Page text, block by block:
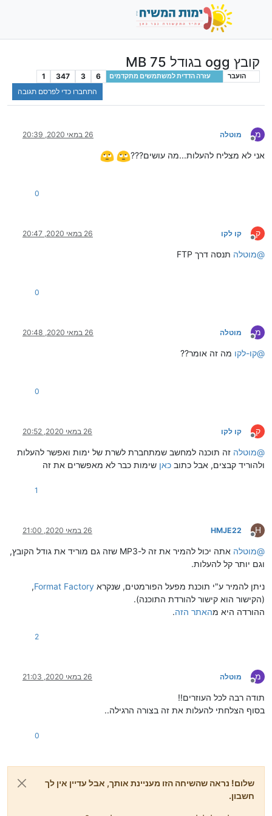
קובץ ogg בגודל 75 MB
הועבר עזרה הדדית למשתמשים מתקדמים 6
3
347
1
התחברו כדי לפרסם תגובה
מ
מנותק
מוטלה 26 במאי 2020, 20:39
אני לא מצליח להעלות...מה עושים???
0
ק
מנותק
קו לקו 26 במאי 2020, 20:47
@מוטלה תנסה דרך FTP
0
מ
מנותק
מוטלה 26 במאי 2020, 20:48
@קו-לקו מה זה אומר??
0
ק
מנותק
קו לקו 26 במאי 2020, 20:52
@מוטלה זה תוכנה למחשב שמתחברת לשרת של ימות ואפשר להעלות
ולהוריד קבצים, אבל כתוב כאן שימות כבר לא מאפשרים את זה
1
H
מנותק
HMJE22 26 במאי 2020, 21:00
@מוטלה
אתה יכול להמיר את זה ל-MP3 שזה גם מוריד את גודל הקובץ,
וגם יותר קל להעלות.
ניתן להמיר ע"י תוכנת מפעל הפורמטים, שנקרא Format Factory
,
(הקישור הוא קישור להורדת התוכנה).
ההורדה היא מהאתר הזה.
2
מ
מנותק
מוטלה 26 במאי 2020, 21:03
תודה רבה לכל העוזרים!!
בסוף הצלחתי להעלות את זה בצורה הרגילה..
0
שלום! נראה שהשיחה הזו מעניינת אותך, אבל עדיין אין לך
חשבון.